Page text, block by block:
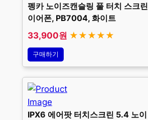
펭카 노이즈캔슬링 풀 터치 스크린
이어폰, PB7004, 화이트
33,900원 ★★★★★
구매하기
IPX6 에어팟 터치스크린 5.4 노이